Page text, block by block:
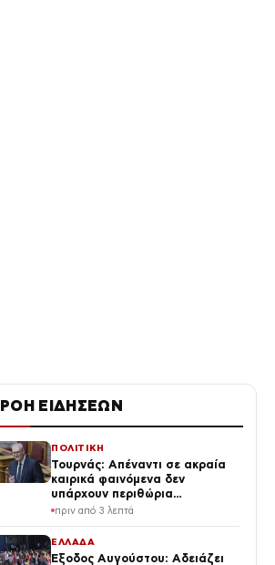
ΡΟΗ ΕΙΔΗΣΕΩΝ
ΠΟΛΙΤΙΚΗ
Τουρνάς: Απέναντι σε ακραία
καιρικά φαινόμενα δεν
υπάρχουν περιθώρια
εφησυχασμού – Απολογισμός
πριν από 3 λεπτά
ΕΛΛΑΔΑ
Έξοδος Αυγούστου: Αδειάζει